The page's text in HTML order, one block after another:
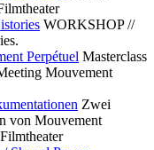
WORKSHOP //
Perpétuel Masterclass
Mouvement
Zwei
von Mouvement